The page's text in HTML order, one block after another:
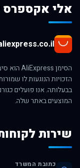
אלי
בבעלותה. אנו פועלים
המוצעים באתר שלה.
שירות
כתובת המשרד